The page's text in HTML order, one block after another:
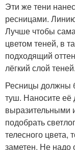
Эти же тени
ресницами.
Лучше чтобы
цветом теней, в
подходящий
лёгкий слой теней.
Ресницы должны
туш. Наносите её
выразительными
подобрать
телесного цвета,
заметен. Не надо